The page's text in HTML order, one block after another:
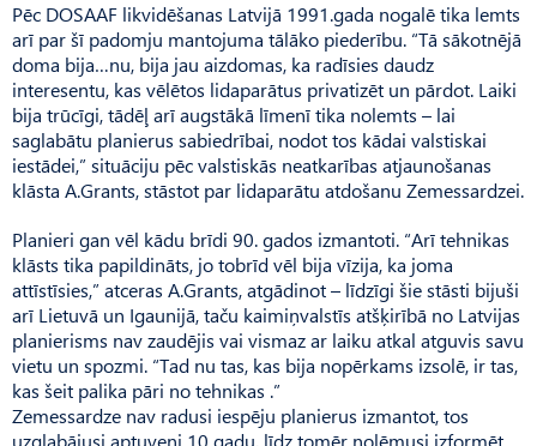
Pēc DOSAAF likvidēšanas Latvijā 1991.gada nogalē tika lemts
arī par šī padomju mantojuma tālāko piederību. “Tā sākotnējā
doma bija…nu, bija jau aizdomas, ka radīsies daudz
interesentu, kas vēlētos lidaparātus pri­vatizēt un pārdot. Laiki
bija trū­cīgi, tādēļ arī augstākā līmenī tika nolemts – lai
saglabātu planierus sabiedrībai, nodot tos kādai valstiskai
iestādei,” situāciju pēc valstiskās neatkarības atjaunošanas
klāsta A.Grants, stāstot par lid­aparātu atdošanu Zemessardzei.
Planieri gan vēl kādu brīdi 90. gados izmantoti. “Arī tehnikas
klāsts tika papildināts, jo tobrīd vēl bija vīzija, ka joma
attīstīsies,” atceras A.Grants, atgādinot – līdzīgi šie stāsti bijuši
arī Lietuvā un Igaunijā, taču kaimiņvalstīs atšķirībā no Latvijas
planierisms nav zaudējis vai vismaz ar laiku atkal atguvis savu
vietu un spozmi. “Tad nu tas, kas bija nopērkams izsolē, ir tas,
kas šeit palika pāri no tehnikas .”
Zemessardze nav radusi iespēju planierus izmantot, tos
uzglabājusi aptuveni 10 gadu, līdz tomēr nolēmusi izformēt